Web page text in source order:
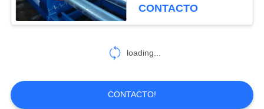
anillo de rodadura
11
CONTACTO
loading...
CONTACTO!